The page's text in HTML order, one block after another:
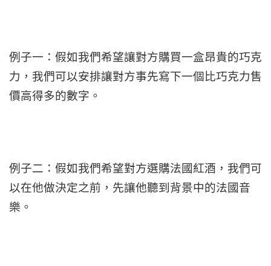
例子一：假如我們希望讓對方購買一盒昂貴的巧克
力，我們可以安排讓對方事先寫下一個比巧克力售
價高得多的數字。
例子二：假如我們希望對方選購法國紅酒，我們可
以在他做決定之前，先讓他聽到背景中的法國音
樂。